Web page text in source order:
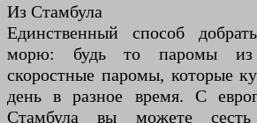
Из Стамбула
Единственный способ
морю: будь то паромы из
скоростные паромы, которые
день в разное время. С
Стамбула вы можете